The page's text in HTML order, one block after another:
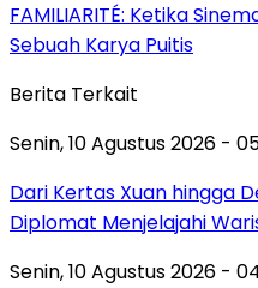
FAMILIARITÉ: Ketika
Sebuah Karya Puitis
Berita Terkait
Senin, 10 Agustus 2026 -
Dari Kertas Xuan hingga
Diplomat Menjelajahi
Senin, 10 Agustus 2026 -